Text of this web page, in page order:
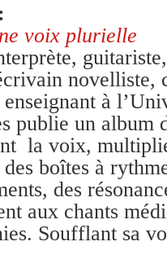
voix plurielle
novelliste,
à
publie un album
la voix,
boîtes à
des
aux chants
Soufflant sa